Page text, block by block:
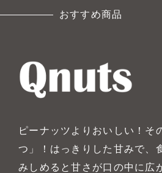
おすすめ商品
ピーナッツよりおいしい！そ
つ」！はっきりした甘みで、
みしめると甘さが口の中に広